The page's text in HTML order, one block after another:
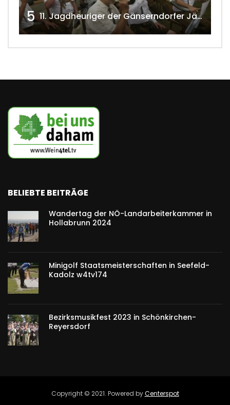
5 11. Jagdheuriger der Gänserndorfer Jäger 2020 w4tv166
BELIEBTE BEITRÄGE
Wandertag der NÖ-Landarbeiterkammer in
Hollabrunn 2024
Minigolf Staatsmeisterschaften in Seefeld-
Kadolz w4tv174
Bezirksmusikfest 2023 in Schönkirchen-
Reyersdorf
Copyright © 2021. Powered byCenterspot